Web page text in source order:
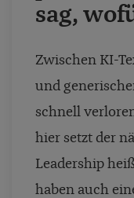
sag,
Zwischen KI-
und
schnell
hier setzt der
Leadership
haben auch